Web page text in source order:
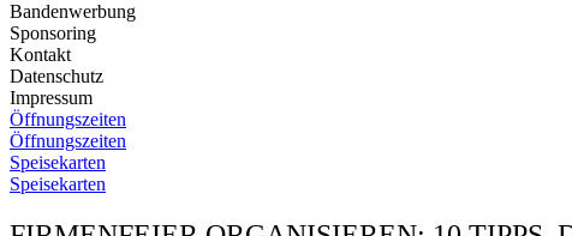
Bandenwerbung
Sponsoring
Kontakt
Datenschutz
Impressum
Öffnungszeiten
Öffnungszeiten
Speisekarten
Speisekarten